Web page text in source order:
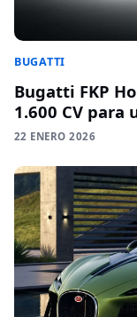
BUGATTI
Bugatti FKP
1.600 CV para
22 ENERO 2026